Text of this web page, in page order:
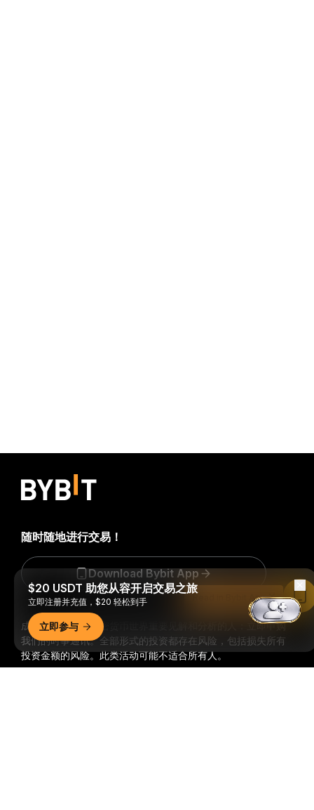
成为第一个获得加密货币世界重要见解和分析的人：立即申购
我们的时事通讯。全部形式的投资都存在风险，包括损失所有
投资金额的风险。此类活动可能不适合所有人。
随时随地进行交易！
Download Bybit App
$20 USDT 助您从容开启交易之旅
立即注册并充值，$20 轻松到手
立即参与
Read in Bybit App